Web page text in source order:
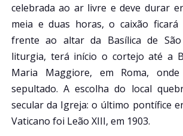
celebrada ao ar livre e deve durar
meia e duas horas, o caixão ficará
frente ao altar da Basílica de
liturgia, terá início o cortejo até a
Maria Maggiore, em Roma, onde
sepultado. A escolha do local
secular da Igreja: o último pontífice
Vaticano foi Leão XIII, em 1903.